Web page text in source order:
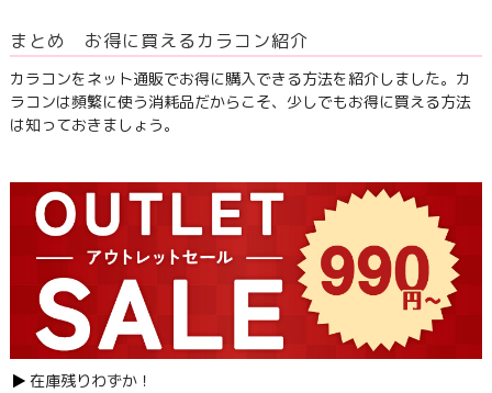
まとめ お得に買えるカラコン紹介
カラコンをネット通販でお得に購入できる方法を紹介しました。カ
ラコンは頻繁に使う消耗品だからこそ、少しでもお得に買える方法
は知っておきましょう。
在庫残りわずか！